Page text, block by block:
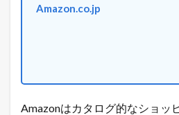
日
最
の
Amazon.co.jp
Amazonはカタログ的なショッ